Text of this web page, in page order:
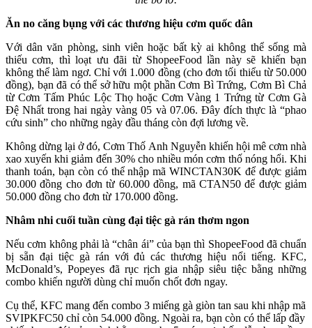
Ăn no căng bụng với các thương hiệu cơm quốc dân
Với dân văn phòng, sinh viên hoặc bất kỳ ai không thể sống mà
thiếu cơm, thì loạt ưu đãi từ ShopeeFood lần này sẽ khiến bạn
không thể làm ngơ. Chỉ với 1.000 đồng (cho đơn tối thiểu từ 50.000
đồng), bạn đã có thể sở hữu một phần Cơm Bì Trứng, Cơm Bì Chả
từ Cơm Tấm Phúc Lộc Thọ hoặc Cơm Vàng 1 Trứng từ Cơm Gà
Đệ Nhất trong hai ngày vàng 05 và 07.06. Đây đích thực là “phao
cứu sinh” cho những ngày đầu tháng còn đợi lương về.
Không dừng lại ở đó, Cơm Thố Anh Nguyễn khiến hội mê cơm nhà
xao xuyến khi giảm đến 30% cho nhiều món cơm thố nóng hổi. Khi
thanh toán, bạn còn có thể nhập mã WINCTAN30K để được giảm
30.000 đồng cho đơn từ 60.000 đồng, mã CTAN50 để được giảm
50.000 đồng cho đơn từ 170.000 đồng.
Nhâm nhi cuối tuần cùng đại tiệc gà rán thơm ngon
Nếu cơm không phải là “chân ái” của bạn thì ShopeeFood đã chuẩn
bị sẵn đại tiệc gà rán với đủ các thương hiệu nổi tiếng. KFC,
McDonald’s, Popeyes đã rục rịch gia nhập siêu tiệc bằng những
combo khiến người dùng chỉ muốn chốt đơn ngay.
Cụ thể, KFC mang đến combo 3 miếng gà giòn tan sau khi nhập mã
SVIPKFC50 chỉ còn 54.000 đồng. Ngoài ra, bạn còn có thể lấp đầy